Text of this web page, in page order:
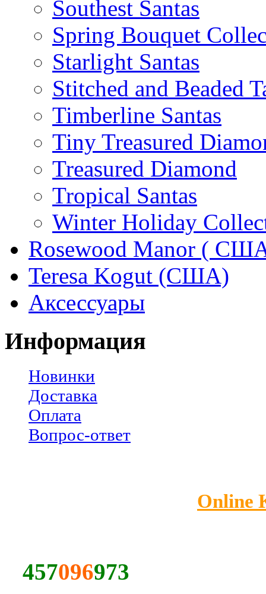
Southest Santas
Spring Bouquet
Starlight Santas
Stitched and Beaded
Timberline Santas
Tiny Treasured
Treasured Diamond
Tropical Santas
Winter Holiday
Rosewood Manor (
Teresa Kogut (США)
Аксессуары
Информация
Новинки
Доставка
Оплата
Вопрос-ответ
Online
457096973